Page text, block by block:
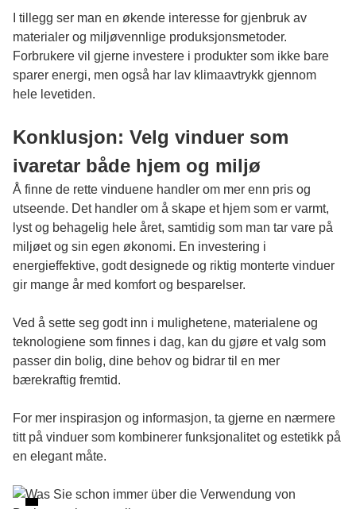
I tillegg ser man en økende interesse for gjenbruk av
materialer og miljøvennlige produksjonsmetoder.
Forbrukere vil gjerne investere i produkter som ikke bare
sparer energi, men også har lav klimaavtrykk gjennom
hele levetiden.
Konklusjon: Velg vinduer som
ivaretar både hjem og miljø
Å finne de rette vinduene handler om mer enn pris og
utseende. Det handler om å skape et hjem som er varmt,
lyst og behagelig hele året, samtidig som man tar vare på
miljøet og sin egen økonomi. En investering i
energieffektive, godt designede og riktig monterte vinduer
gir mange år med komfort og besparelser.
Ved å sette seg godt inn i mulighetene, materialene og
teknologiene som finnes i dag, kan du gjøre et valg som
passer din bolig, dine behov og bidrar til en mer
bærekraftig fremtid.
For mer inspirasjon og informasjon, ta gjerne en nærmere
titt på vinduer som kombinerer funksjonalitet og estetikk på
en elegant måte.